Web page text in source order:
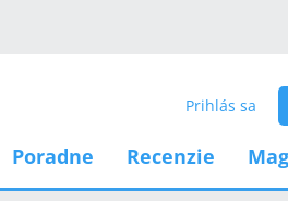
Prihlás sa
Poradne Recenzie